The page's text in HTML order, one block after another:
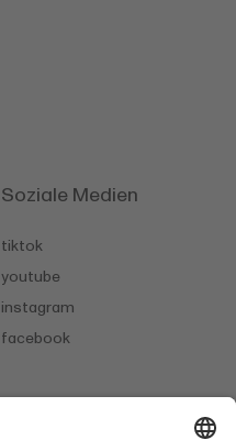
Soziale Medien
tiktok
youtube
instagram
facebook